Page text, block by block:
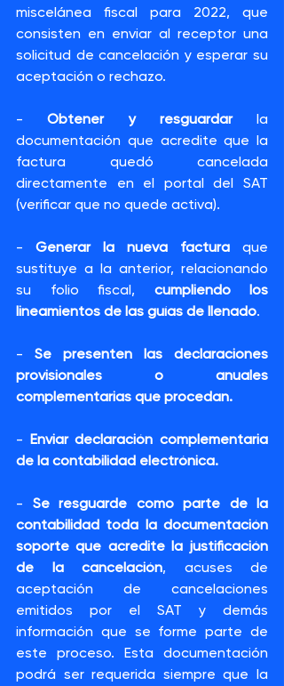
miscelánea fiscal para 2022, que
consisten en enviar al receptor una
solicitud de cancelación y esperar su
aceptación o rechazo.
- Obtener y resguardar la
documentación que acredite que la
factura quedó cancelada
directamente en el portal del SAT
(verificar que no quede activa).
- Generar la nueva factura que
sustituye a la anterior, relacionando
su folio fiscal, cumpliendo los
lineamientos de las guías de llenado.
- Se presenten las declaraciones
provisionales o anuales
complementarias que procedan.
- Enviar declaración complementaria
de la contabilidad electrónica.
- Se resguarde como parte de la
contabilidad toda la documentación
soporte que acredite la justificación
de la cancelación, acuses de
aceptación de cancelaciones
emitidos por el SAT y demás
información que se forme parte de
este proceso. Esta documentación
podrá ser requerida siempre que la